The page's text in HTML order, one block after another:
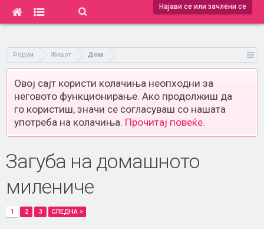
Најави се или зачлени се
Форум Живот Дом
Овој сајт користи колачиња неопходни за
неговото функционирање. Ако продолжиш да
го користиш, значи се согласуваш со нашата
употреба на колачиња. Прочитај повеќе.
Загуба на домашното
милениче
1 2 3 СЛЕДНА >